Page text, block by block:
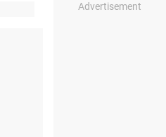
Advertisement